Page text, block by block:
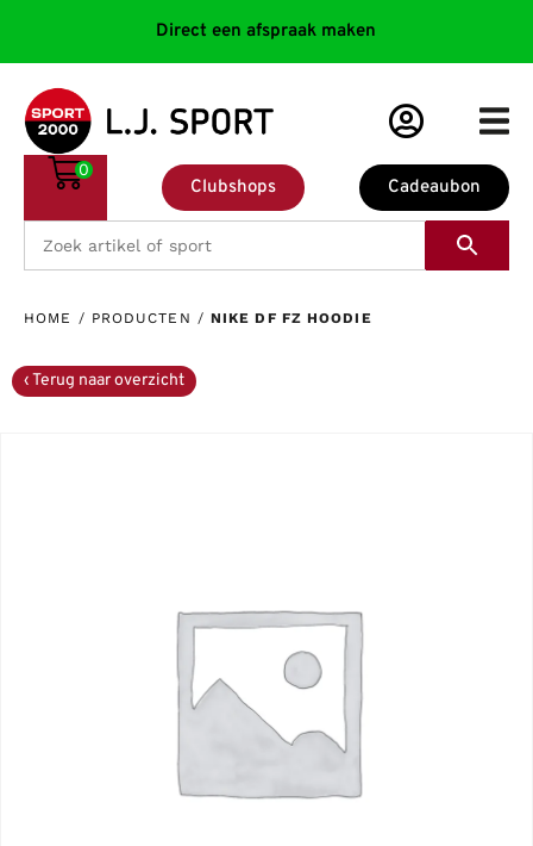
Direct een afspraak maken
Cadeaubon
Clubshops
0
HOME / PRODUCTEN / NIKE DF FZ HOODIE